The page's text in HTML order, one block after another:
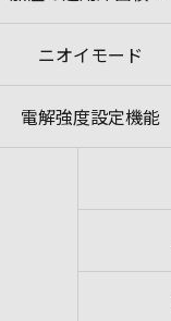
ニオイモード
電解強度設定機能